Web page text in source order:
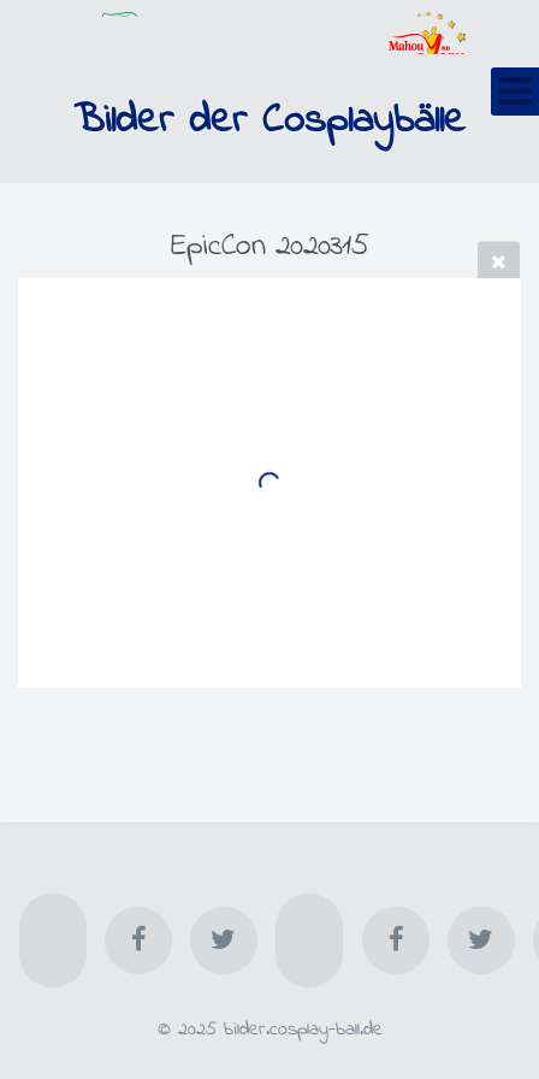
Bilder der Cosplaybälle
EpicCon 2020315
© 2025 bilder.cosplay-ball.de